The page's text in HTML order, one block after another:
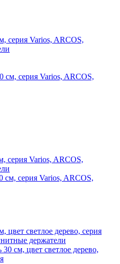
см, серия Varios, ARCOS,
см, серия Varios, ARCOS,
см, цвет светлое дерево,